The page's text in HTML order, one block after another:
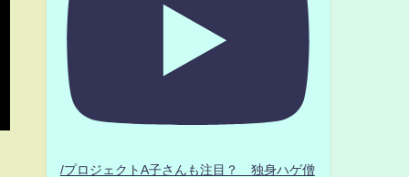
/プロジェクトA子さんも注目？ 独身ハゲ僧